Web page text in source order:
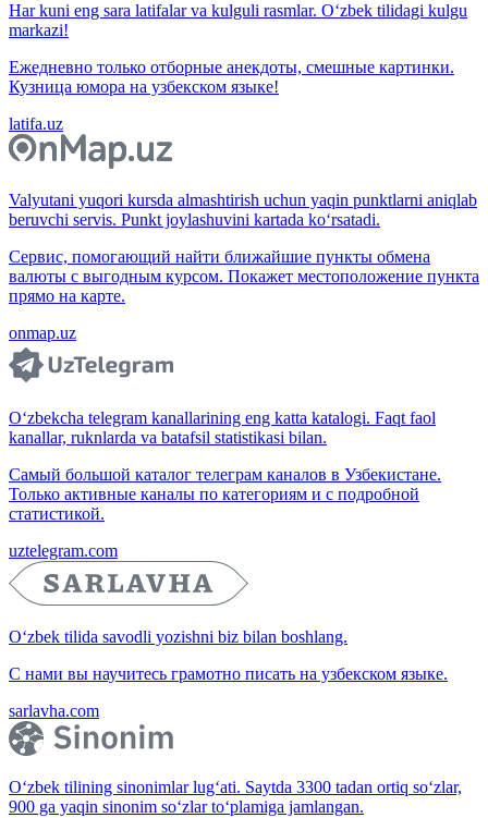
Har kuni eng sara latifalar va kulguli rasmlar. O‘zbek tilidagi kulgu
markazi!
Ежедневно только отборные анекдоты, смешные картинки.
Кузница юмора на узбекском языке!
latifa.uz
Valyutani yuqori kursda almashtirish uchun yaqin punktlarni aniqlab
beruvchi servis. Punkt joylashuvini kartada ko‘rsatadi.
Сервис, помогающий найти ближайшие пункты обмена
валюты с выгодным курсом. Покажет местоположение пункта
прямо на карте.
onmap.uz
O‘zbekcha telegram kanallarining eng katta katalogi. Faqt faol
kanallar, ruknlarda va batafsil statistikasi bilan.
Самый большой каталог телеграм каналов в Узбекистане.
Только активные каналы по категориям и с подробной
статистикой.
uztelegram.com
O‘zbek tilida savodli yozishni biz bilan boshlang.
С нами вы научитесь грамотно писать на узбекском языке.
sarlavha.com
O‘zbek tilining sinonimlar lug‘ati. Saytda 3300 tadan ortiq so‘zlar,
900 ga yaqin sinonim so‘zlar to‘plamiga jamlangan.